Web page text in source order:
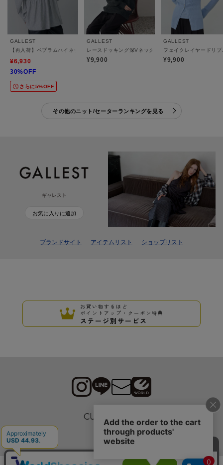
GALLEST
【再入荷】ペプラムハイネックニット
¥6,930
30%OFF
さらに5%OFF
GALLEST
レースドッキング深Vネックニット
¥9,900
GALLEST
フェイクレイヤードリブ
¥9,900
その他のニット/セーターランキングを見る
ギャレスト
お気に入りに追加
ブランドサイト アイテムリスト ショップリスト
お買い物するほど
ポイントアップ・クーポン特典
ステージ別サービス
CUSTOMER
採用情報